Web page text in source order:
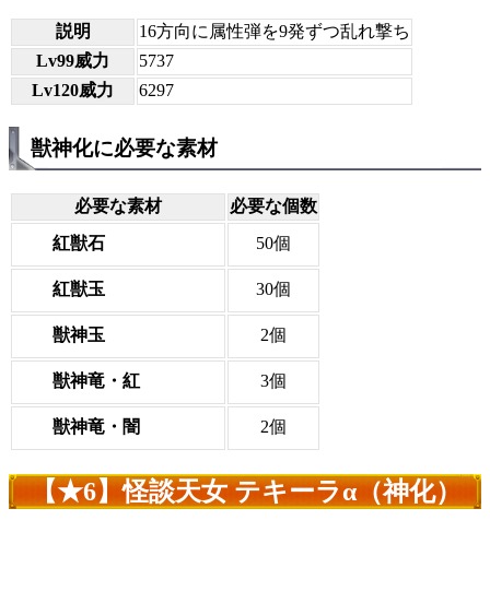
説明
16方向に属性弾を9発ずつ乱れ撃ち
Lv99威力
5737
Lv120威力
6297
獣神化に必要な素材
必要な素材
必要な個数
紅獣石
50個
紅獣玉 30個
獣神玉 2個
獣神竜・紅 3個
獣神竜・闇 2個
【★6】怪談天女 テキーラα（神化）